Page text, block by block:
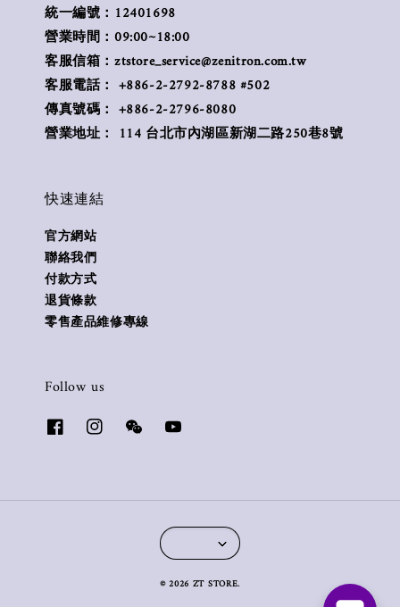
統一編號：12401698
營業時間：09:00~18:00
客服信箱：ztstore_service@zenitron.com.tw
客服電話： +886-2-2792-8788 #502
傳真號碼： +886-2-2796-8080
營業地址： 114 台北市內湖區新湖二路250巷8號
快速連結
官方網站
聯絡我們
付款方式
退貨條款
零售產品維修專線
Follow us
© 2026 ZT STORE.